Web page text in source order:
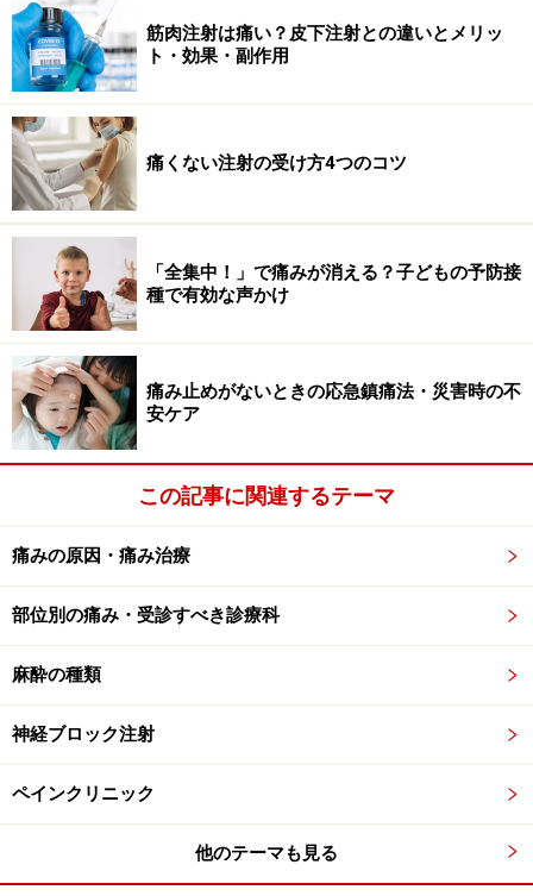
憶が残りません。また、手術を受けている間は体を動か
せないので、外科医は非常に手術が行いやすく、患者様
はより安全に手術を受けることができるのです。
全身麻酔の種類…吸入麻酔法と静脈麻酔法
注射を嫌がる子供には、吸うだけの吸入麻酔が行われます
全身麻酔には、麻酔ガスを吸うことで麻酔する吸入麻酔
法と、点滴から麻酔薬を注射して麻酔する静脈麻酔法が
あります。
は、吸うだけで麻酔がかかる吸入麻酔法が選択されま
す。代表的な麻酔ガスはセボフルランやイソフルラン
■静脈麻酔法
点滴が受けられる患者様には、麻酔薬を点滴に注入すれ
ば数秒で意識を取り除き、麻酔状態になる静脈麻酔法が
行われます。代表的な静脈麻酔薬はディプリバンです。
て、投薬量を決定できる専用器で注入されます。
筋肉注射は痛い？皮下注射との違いとメリッ
ト・効果・副作用
痛くない注射の受け方4つのコツ
「全集中！」で痛みが消える？子どもの予防接
種で有効な声かけ
痛み止めがないときの応急鎮痛法・災害時の不
安ケア
この記事に関連するテーマ
痛みの原因・痛み治療
部位別の痛み・受診すべき診療科
麻酔の種類
神経ブロック注射
ペインクリニック
他のテーマも見る